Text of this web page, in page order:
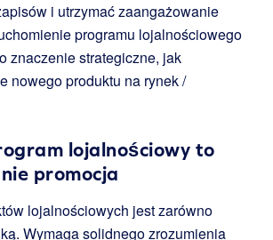
i utrzymać zaangażowanie
programu lojalnościowego
znaczenie strategiczne, jak
nowego produktu na rynek /
lojalnościowy to
promocja
lojalnościowych jest zarówno
Wymaga solidnego zrozumienia